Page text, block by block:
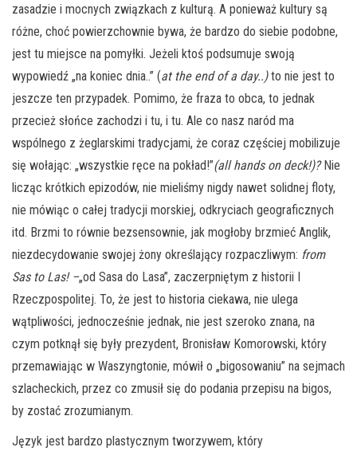
zasadzie i mocnych związkach z kulturą. A ponieważ kultury są
różne, choć powierzchownie bywa, że bardzo do siebie podobne,
jest tu miejsce na pomyłki. Jeżeli ktoś podsumuje swoją
wypowiedź „na koniec dnia..” (at the end of a day..)to nie jest to
jeszcze ten przypadek. Pomimo, że fraza to obca, to jednak
przecież słońce zachodzi i tu, i tu. Ale co nasz naród ma
wspólnego z żeglarskimi tradycjami, że coraz częściej mobilizuje
się wołając: „wszystkie ręce na pokład!”(all hands on deck!)? Nie
licząc krótkich epizodów, nie mieliśmy nigdy nawet solidnej floty,
nie mówiąc o całej tradycji morskiej, odkryciach geograficznych
itd. Brzmi to równie bezsensownie, jak mogłoby brzmieć Anglik,
niezdecydowanie swojej żony określający rozpaczliwym: from
Sas to Las! –„od Sasa do Lasa”, zaczerpniętym z historii I
Rzeczpospolitej. To, że jest to historia ciekawa, nie ulega
wątpliwości, jednocześnie jednak, nie jest szeroko znana, na
czym potknął się były prezydent, Bronisław Komorowski, który
przemawiając w Waszyngtonie, mówił o „bigosowaniu” na sejmach
szlacheckich, przez co zmusił się do podania przepisu na bigos,
by zostać zrozumianym.
Język jest bardzo plastycznym tworzywem, który